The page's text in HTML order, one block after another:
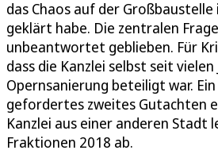
das Chaos auf der Großbaustelle
geklärt habe. Die zentralen
unbeantwortet geblieben. Für
dass die Kanzlei selbst seit
Opernsanierung beteiligt war.
gefordertes zweites Gutachten
Kanzlei aus einer anderen Stadt
Fraktionen 2018 ab.